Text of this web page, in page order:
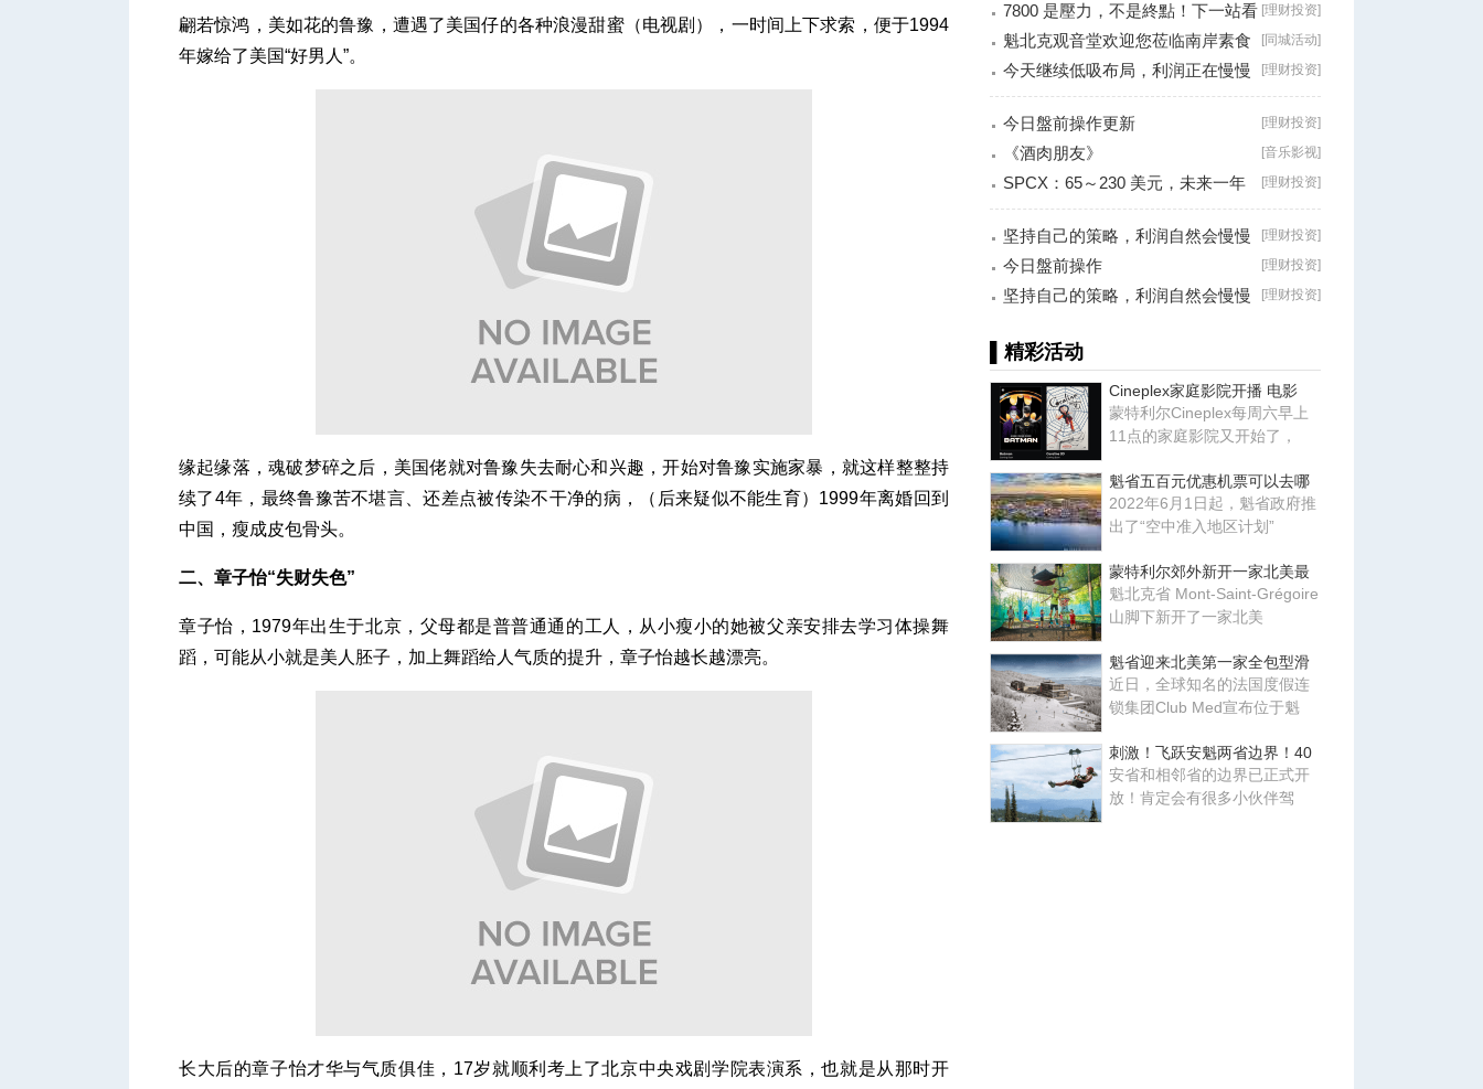
翩若惊鸿，美如花的鲁豫，遭遇了美国仔的各种浪漫甜蜜（电视剧），一时间上下求索，便于1994
年嫁给了美国“好男人”。
缘起缘落，魂破梦碎之后，美国佬就对鲁豫失去耐心和兴趣，开始对鲁豫实施家暴，就这样整整持
续了4年，最终鲁豫苦不堪言、还差点被传染不干净的病，（后来疑似不能生育）1999年离婚回到
中国，瘦成皮包骨头。
二、章子怡“失财失色”
章子怡，1979年出生于北京，父母都是普普通通的工人，从小瘦小的她被父亲安排去学习体操舞
蹈，可能从小就是美人胚子，加上舞蹈给人气质的提升，章子怡越长越漂亮。
长大后的章子怡才华与气质俱佳，17岁就顺利考上了北京中央戏剧学院表演系，也就是从那时开
[理财投资]
7800 是壓力，不是終點！下一站看
8000？
[同城活动]
魁北克观音堂欢迎您莅临南岸素食
分享会！
[理财投资]
今天继续低吸布局，利润正在慢慢
兑现！
[理财投资]
今日盤前操作更新
[音乐影视]
《酒肉朋友》
[理财投资]
SPCX：65～230 美元，未来一年
最大的机会？
[理财投资]
坚持自己的策略，利润自然会慢慢
累积！
[理财投资]
今日盤前操作
[理财投资]
坚持自己的策略，利润自然会慢慢
▌精彩活动
Cineplex家庭影院开播 电影
蒙特利尔Cineplex每周六早上
11点的家庭影院又开始了，
魁省五百元优惠机票可以去哪
2022年6月1日起，魁省政府推
出了“空中准入地区计划”
蒙特利尔郊外新开一家北美最
魁北克省 Mont-Saint-Grégoire
山脚下新开了一家北美
魁省迎来北美第一家全包型滑
近日，全球知名的法国度假连
锁集团Club Med宣布位于魁
刺激！飞跃安魁两省边界！40
安省和相邻省的边界已正式开
放！肯定会有很多小伙伴驾